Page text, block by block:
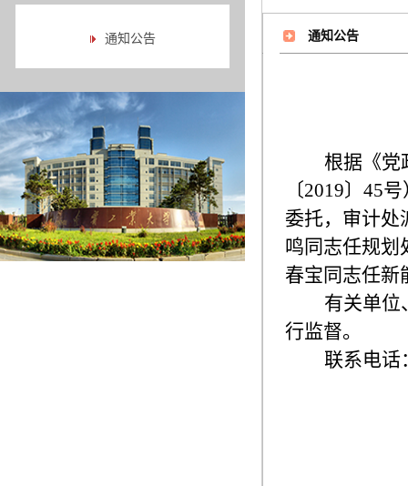
通知公告 通知公告
根据《党
〔2019〕 45号
委托，审计处
鸣同志任规划
春宝同志任新
有关单位
行监督。
联系电话